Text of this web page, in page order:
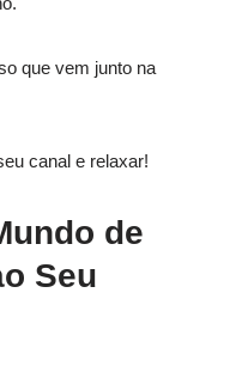
que vem junto na
canal e relaxar!
de
Seu